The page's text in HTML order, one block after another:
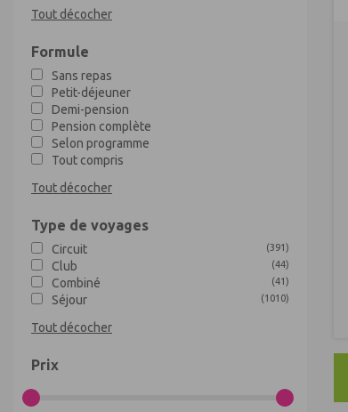
Tout décocher
Formule
Sans repas
Petit-déjeuner
Demi-pension
Pension complète
Selon programme
Tout compris
Tout décocher
Type de voyages
Circuit (391)
Club (44)
Combiné (41)
Séjour (1010)
Tout décocher
Prix